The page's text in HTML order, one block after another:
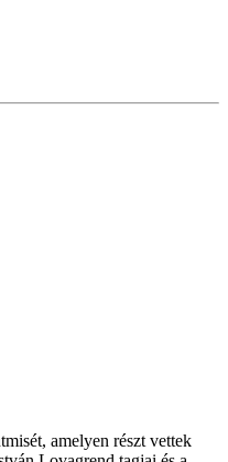
amelyen részt vettek